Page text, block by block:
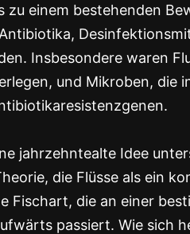
einem bestehenden
Insbesondere waren
und Mikroben, die
jahrzehntealte Idee
die Flüsse als ein
Fischart, die an einer
passiert. Wie sich